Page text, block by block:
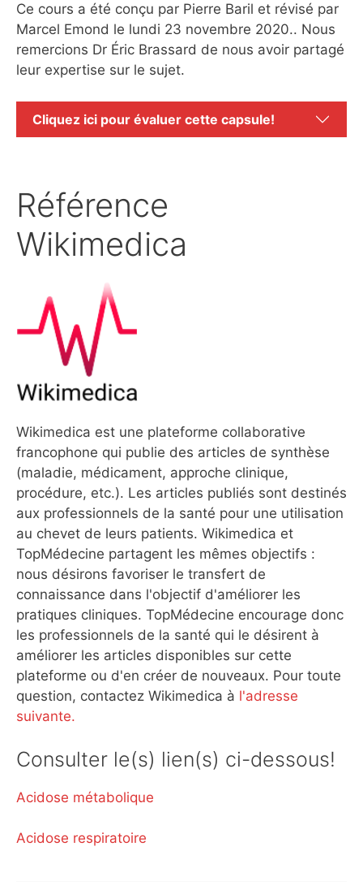
Ce cours a été conçu par Pierre Baril et révisé par
Marcel Emond le lundi 23 novembre 2020.. Nous
remercions Dr Éric Brassard de nous avoir partagé
leur expertise sur le sujet.
Cliquez ici pour évaluer cette capsule!
Référence
Wikimedica
Wikimedica est une plateforme collaborative
francophone qui publie des articles de synthèse
(maladie, médicament, approche clinique,
procédure, etc.). Les articles publiés sont destinés
aux professionnels de la santé pour une utilisation
au chevet de leurs patients. Wikimedica et
TopMédecine partagent les mêmes objectifs :
nous désirons favoriser le transfert de
connaissance dans l'objectif d'améliorer les
pratiques cliniques. TopMédecine encourage donc
les professionnels de la santé qui le désirent à
améliorer les articles disponibles sur cette
plateforme ou d'en créer de nouveaux. Pour toute
question, contactez Wikimedica à l'adresse
suivante.
Consulter le(s) lien(s) ci-dessous!
Acidose métabolique
Acidose respiratoire